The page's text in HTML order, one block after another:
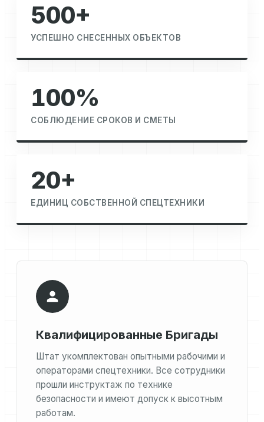
500+
УСПЕШНО СНЕСЕННЫХ ОБЪЕКТОВ
100%
СОБЛЮДЕНИЕ СРОКОВ И СМЕТЫ
20+
ЕДИНИЦ СОБСТВЕННОЙ СПЕЦТЕХНИКИ
Квалифицированные Бригады
Штат укомплектован опытными рабочими и
операторами спецтехники. Все сотрудники
прошли инструктаж по технике
безопасности и имеют допуск к высотным
работам.